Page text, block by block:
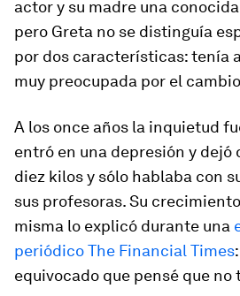
actor y su madre una
pero Greta no se distinguía
por dos características: tenía
muy preocupada por el
A los once años la inquietud
entró en una depresión y dejó
diez kilos y sólo hablaba con
sus profesoras. Su
misma lo explicó durante una
periódico The Financial Times
equivocado que pensé que